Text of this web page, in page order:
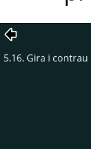
5.16. Gira i contrau